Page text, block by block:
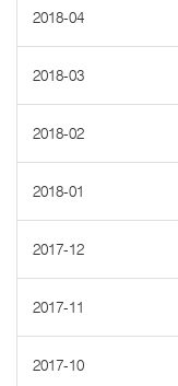
2018-04
2018-03
2018-02
2018-01
2017-12
2017-11
2017-10